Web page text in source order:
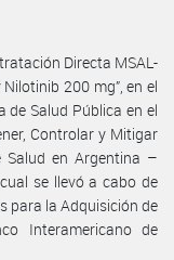
Directa MSAL-
200 mg”, en el
de Salud Pública en el
Controlar y Mitigar
Salud en Argentina –
se llevó a cabo de
para la Adquisición de
Interamericano de